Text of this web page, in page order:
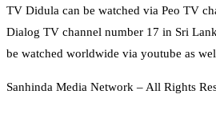
TV Didula can be watched via Peo TV
Dialog TV channel number 17 in Sri
be watched worldwide via youtube as
Sanhinda Media Network – All Rights